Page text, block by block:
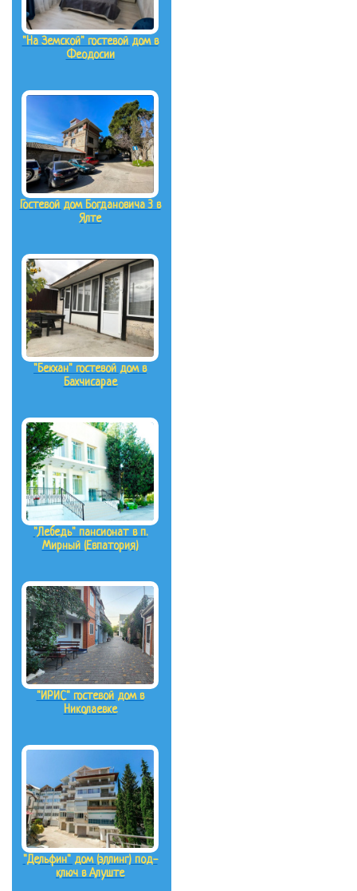
"На Земской" гостевой дом в
Феодосии
Гостевой дом Богдановича 3 в
Ялте
"Бекхан" гостевой дом в
Бахчисарае
"Лебедь" пансионат в п.
Мирный (Евпатория)
"ИРИС" гостевой дом в
Николаевке
"Дельфин" дом (эллинг) под-
ключ в Алуште